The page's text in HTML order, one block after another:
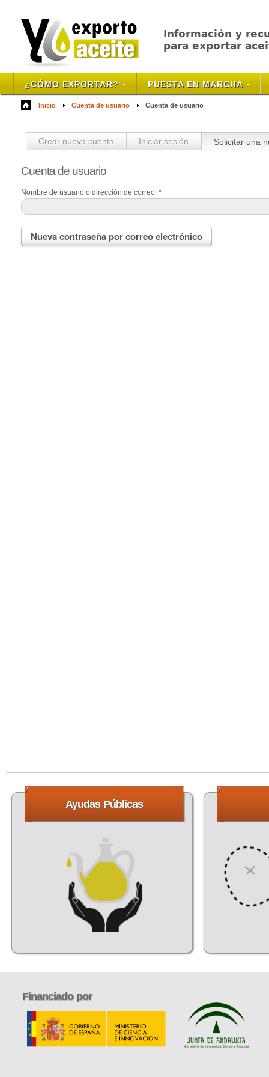
Información y
para exportar
¿CÓMO EXPORTAR? PUESTA EN MARCHA
Inicio Cuenta de usuario Cuenta de usuario
Crear nueva cuenta Iniciar sesión Solicitar una
Cuentade usuario
Nombre de usuario o dirección de correo: *
AyudasPúblicas
Financiadopor